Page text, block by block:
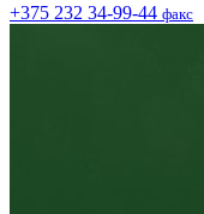
+375 232 34-99-44 факс